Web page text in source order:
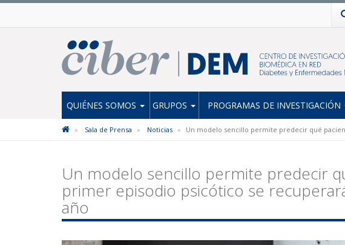
QUIÉNES SOMOS GRUPOS PROGRAMAS DE INVESTIGACIÓN
Sala de Prensa Noticias Un modelo sencillo permite predecir qué
Un modelo sencillo permite predecir
primer episodio psicótico se
año